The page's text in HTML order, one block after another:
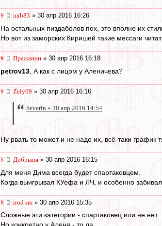
# mib83 » 30 апр 2016 16:26
На остальных пиздаболов пох, это вполне их
Но вот из заморских Киришей такие мессаги
# Пражанин » 30 апр 2016 16:18
petrov13 , А как с лицом у Аленичева?
# Zely69 » 30 апр 2016 16:16
Severin » 30 апр 2016 14:54
Ну рвать то может и не надо их, всё-таки график
# Добрыня » 30 апр 2016 16:15
Для меня Дима всегда будет спартаковцем.
Когда выигрывал КУефа и ЛЧ, и особенно
# irod sm » 30 апр 2016 15:35
Сложные эти категории - спартаковец или не нет.